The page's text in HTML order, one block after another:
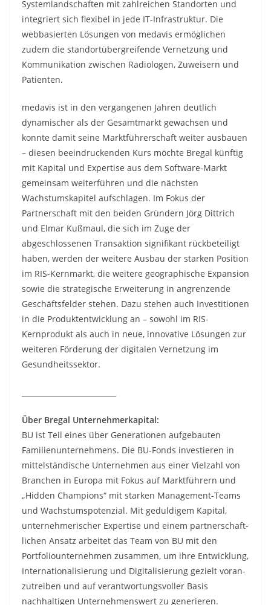
Systemlandschaften mit zahlreichen Standorten und
integriert sich flexibel in jede IT-Infrastruktur. Die
webbasierten Lösungen von medavis ermöglichen
zudem die standortübergreifende Vernetzung und
Kommunikation zwischen Radiologen, Zuweisern und
Patienten.
medavis ist in den vergangenen Jahren deutlich
dynamischer als der Gesamtmarkt gewachsen und
konnte damit seine Marktführerschaft weiter ausbauen
– diesen beeindruckenden Kurs möchte Bregal künftig
mit Kapital und Expertise aus dem Software-Markt
gemeinsam weiterführen und die nächsten
Wachstumskapitel aufschlagen. Im Fokus der
Partnerschaft mit den beiden Gründern Jörg Dittrich
und Elmar Kußmaul, die sich im Zuge der
abgeschlossenen Transaktion signifikant rückbeteiligt
haben, werden der weitere Ausbau der starken Position
im RIS-Kernmarkt, die weitere geographische Expansion
sowie die strategische Erweiterung in angrenzende
Geschäftsfelder stehen. Dazu stehen auch Investitionen
in die Produktentwicklung an – sowohl im RIS-
Kernprodukt als auch in neue, innovative Lösungen zur
weiteren Förderung der digitalen Vernetzung im
Gesundheitssektor.
Über Bregal Unternehmerkapital:
BU ist Teil eines über Generationen aufgebauten
Familien­unternehmens. Die BU-Fonds investieren in
mittel­ständische Unter­nehmen aus einer Vielzahl von
Branchen in Europa mit Fokus auf Markt­führern und
„Hidden Champions“ mit starken Management-Teams
und Wachstums­potenzial. Mit geduldigem Kapital,
unternehmerischer Expertise und einem partner­schaft­
lichen Ansatz arbeitet das Team von BU mit den
Portfolio­unternehmen zusammen, um ihre Entwicklung,
Internatio­nalisierung und Digitalisierung gezielt voran­
zutreiben und auf verantwortungs­voller Basis
nachhaltigen Unternehmens­wert zu generieren.